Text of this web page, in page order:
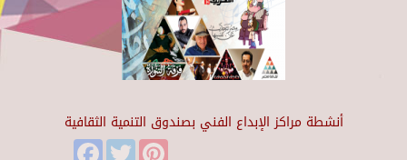
أنشطة مراكز الإبداع الفني بصندوق التنمية الثقافية
FacebookTwitter